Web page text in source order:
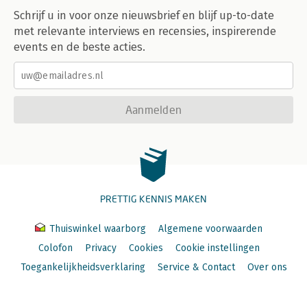
Schrijf u in voor onze nieuwsbrief en blijf up-to-date
met relevante interviews en recensies, inspirerende
events en de beste acties.
Aanmelden
PRETTIG KENNIS MAKEN
Thuiswinkel waarborg
Algemene voorwaarden
Colofon
Privacy Cookies
Cookie instellingen
Toegankelijkheidsverklaring
Service & Contact Over ons